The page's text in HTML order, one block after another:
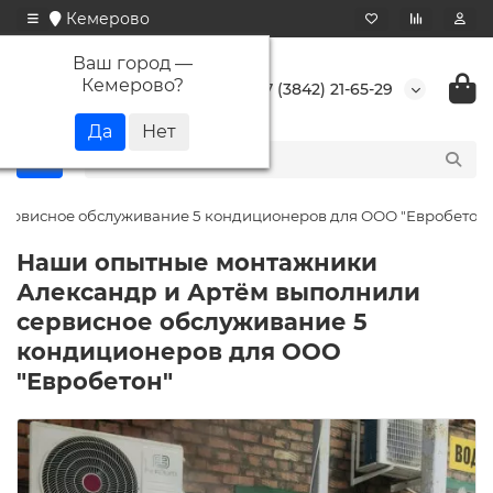
Кемерово
Ваш город —
Кемерово? +7 (3842) 21-65-29
обслуживание 5 кондиционеров для ООО "Евробетон"
Наши опытные монтажники
Александр и Артём выполнили
сервисное обслуживание 5
кондиционеров для ООО
"Евробетон"